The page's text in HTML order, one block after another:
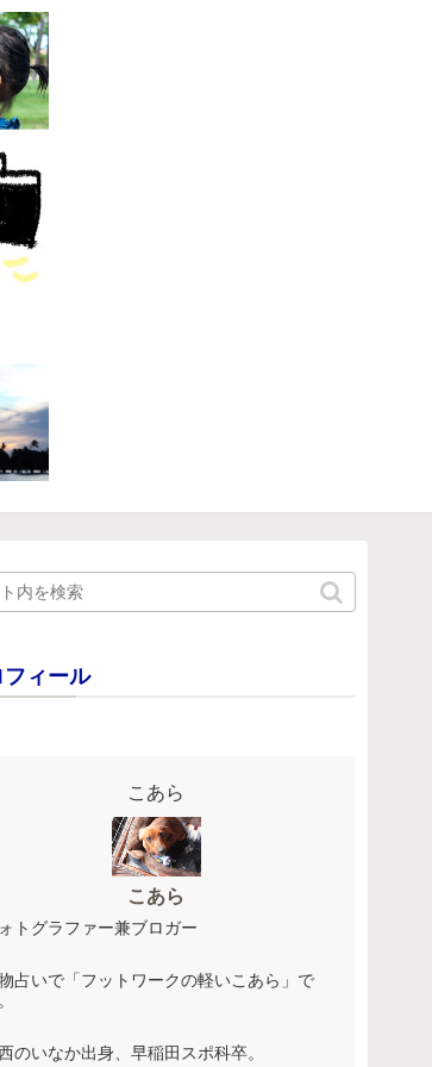
フィール
こあら
こあら
トグラファー兼ブロガー
占いで「フットワークの軽いこあら」で
のいなか出身、早稲田スポ科卒。